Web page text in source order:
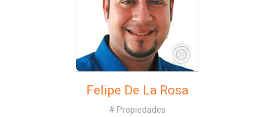
Felipe De La Rosa
# Propiedades